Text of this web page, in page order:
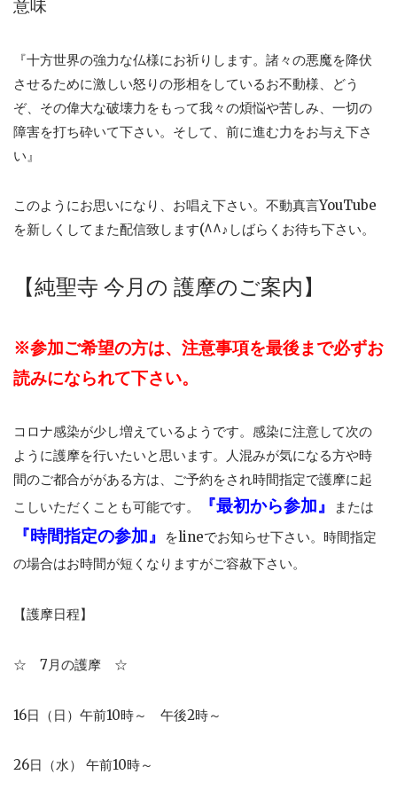
意味
『十方世界の強力な仏様にお祈りします。諸々の悪魔を降伏
させるために激しい怒りの形相をしているお不動様、どう
ぞ、その偉大な破壊力をもって我々の煩悩や苦しみ、一切の
障害を打ち砕いて下さい。そして、前に進む力をお与え下さ
い』
このようにお思いになり、お唱え下さい。不動真言YouTube
を新しくしてまた配信致します(^^♪しばらくお待ち下さい。
【純聖寺 今月の 護摩のご案内】
※参加ご希望の方は、 注意事項を最後まで必ずお
読みになられて下さい。
コロナ感染が少し増えているようです。感染に注意して次の
ように護摩を行いたいと思います。人混みが気になる方や時
間のご都合ががある方は、ご予約をされ時間指定で護摩に起
こしいただくことも可能です。
『最初から参加』 または
『時間指定の参加』
をlineでお知らせ下さい。時間指定
の場合はお時間が短くなりますがご容赦下さい。
【護摩日程】
☆ 7月の護摩 ☆
16日（日）午前10時～ 午後2時～
26日（水） 午前10時～